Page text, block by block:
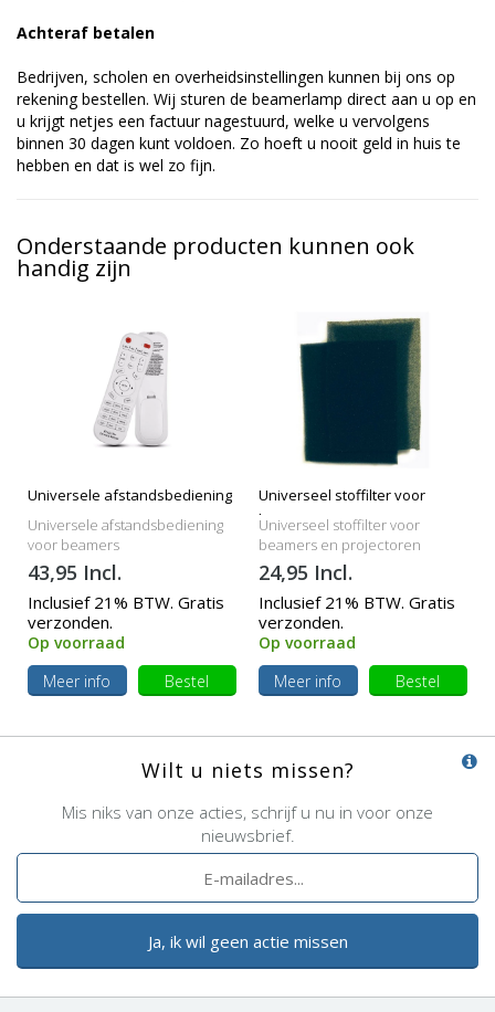
Achteraf betalen
Bedrijven, scholen en overheidsinstellingen kunnen bij ons op
rekening bestellen. Wij sturen de beamerlamp direct aan u op en
u krijgt netjes een factuur nagestuurd, welke u vervolgens
binnen 30 dagen kunt voldoen. Zo hoeft u nooit geld in huis te
hebben en dat is wel zo fijn.
Onderstaande producten kunnen ook
handig zijn
Universele afstandsbediening
Universele afstandsbediening
voor beamers
43,95 Incl.
Inclusief 21% BTW. Gratis
verzonden.
Op voorraad
Meer info
Bestel
Universeel stoffilter voor
beamers
Universeel stoffilter voor
beamers en projectoren
24,95 Incl.
Inclusief 21% BTW. Gratis
verzonden.
Op voorraad
Meer info
Bestel
Wilt u niets missen?
Mis niks van onze acties, schrijf u nu in voor onze
nieuwsbrief.
Ja, ik wil geen actie missen